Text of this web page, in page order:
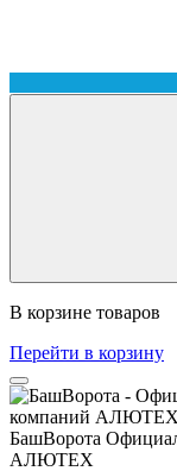
В корзине товаров
Перейти в корзину
БашВорота
АЛЮТЕХ